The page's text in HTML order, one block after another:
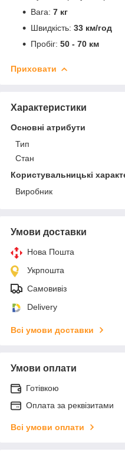
Вага: 7 кг
Швидкість: 33 км/год
Пробіг: 50 - 70 км
Приховати
Характеристики
Основні атрибути
Тип
Стан
Користувальницькі
Виробник
Умови доставки
Нова Пошта
Укрпошта
Самовивіз
Delivery
Всі умови доставки
Умови оплати
Готівкою
Оплата за реквізитами
Всі умови оплати